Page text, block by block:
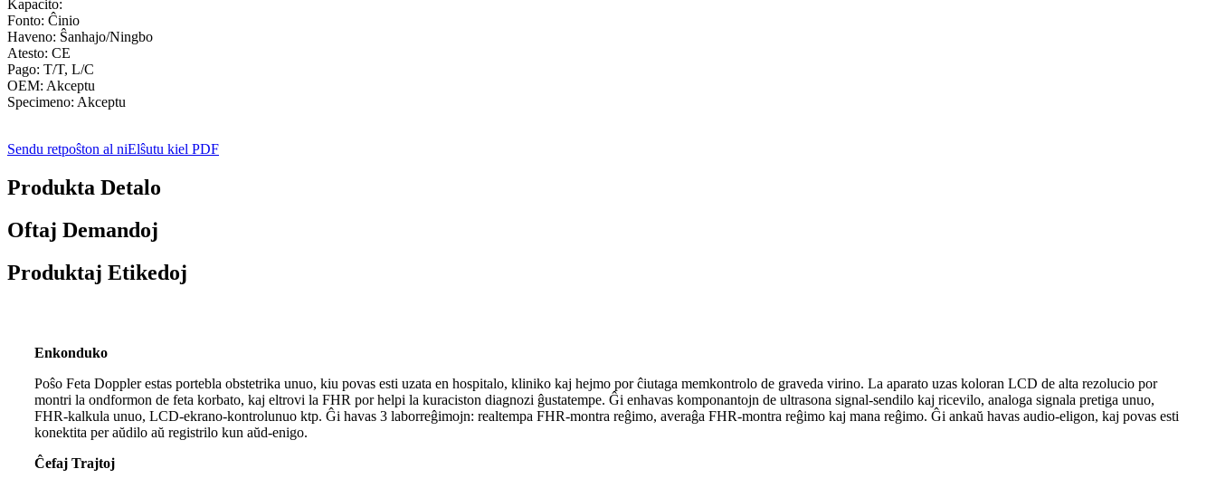
Kapacito:
Fonto: Ĉinio
Haveno: Ŝanhajo/Ningbo
Atesto: CE
Pago: T/T, L/C
OEM: Akceptu
Specimeno: Akceptu
Sendu retpoŝton al niElŝutu kiel PDF
Produkta Detalo
Oftaj Demandoj
Produktaj Etikedoj
Enkonduko
Poŝo Feta Doppler estas portebla obstetrika unuo, kiu povas esti uzata en hospitalo, kliniko kaj hejmo por ĉiutaga memkontrolo de graveda virino. La aparato uzas koloran LCD de alta rezolucio por
montri la ondformon de feta korbato, kaj eltrovi la FHR por helpi la kuraciston diagnozi ĝustatempe. Ĝi enhavas komponantojn de ultrasona signal-sendilo kaj ricevilo, analoga signala pretiga unuo,
FHR-kalkula unuo, LCD-ekrano-kontrolunuo ktp. Ĝi havas 3 laborreĝimojn: realtempa FHR-montra reĝimo, averaĝa FHR-montra reĝimo kaj mana reĝimo. Ĝi ankaŭ havas audio-eligon, kaj povas esti
konektita per aŭdilo aŭ registrilo kun aŭd-enigo.
Ĉefaj Trajtoj